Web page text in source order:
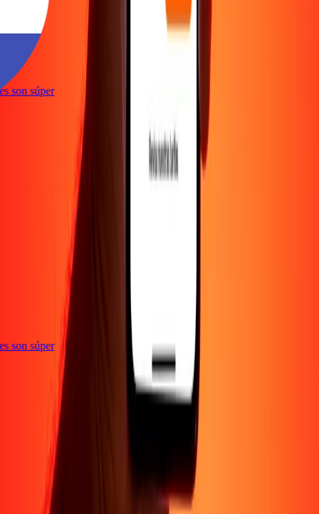
son súper
son súper
Blog Corporativo
Política de privacidad
Aviso de cookiesTérminos y